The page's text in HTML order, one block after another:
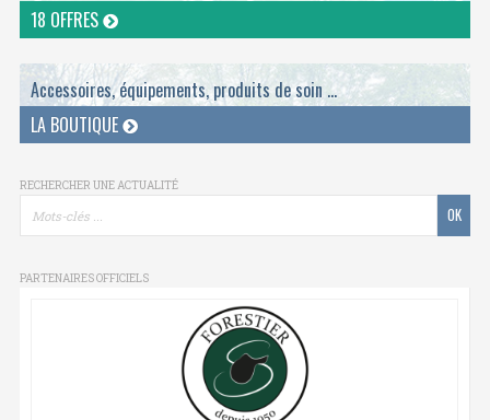
18 OFFRES
Accessoires, équipements, produits de soin ...
LA BOUTIQUE
RECHERCHER UNE ACTUALITÉ
PARTENAIRES OFFICIELS